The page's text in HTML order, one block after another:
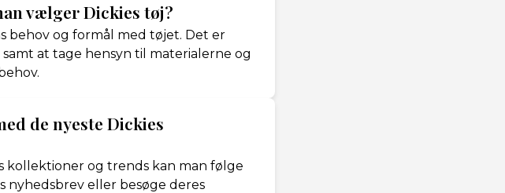
vælger Dickies tøj?
behov og formål med tøjet. Det er
at tage hensyn til materialerne og
de nyeste Dickies
kollektioner og trends kan man følge
nyhedsbrev eller besøge deres